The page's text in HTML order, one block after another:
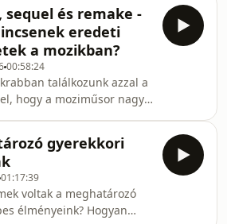
Supermanről), a bennük
aktuálpolitikai kérdésekről
volt, hogy egy egész
neki. Ha emailt
az interneten: Eszter,
epizódot vágta: Goll Kata
sequel és remake -
eredeti
a mozikban?
00:58:24
találkozunk azzal a
hogy a moziműsor nagy
átbeszélünk mindent erről
friss jelenségről.
hogy mióta van ez így,
az okok, és
megosztjuk a
gyerekkori
01:17:39
voltak a meghatározó
élményeink? Hogyan